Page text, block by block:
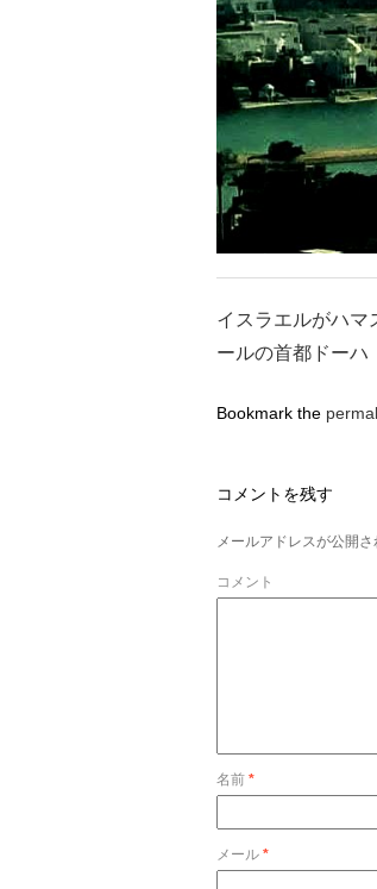
イスラエルがハマ
ールの首都ドーハ
Bookmark the
コメントを残す
メールアドレスが公開
コメント
名前 *
メール *